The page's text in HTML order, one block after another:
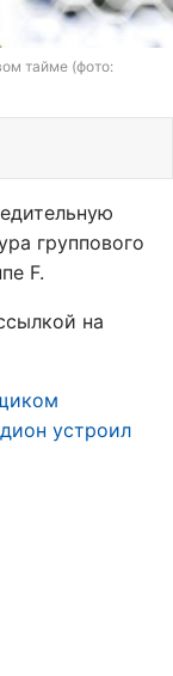
тайме (фото:
группового
F.
на
устроил